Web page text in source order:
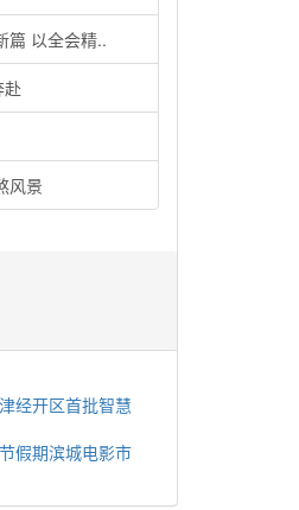
篇 以全会精..
赴
风景
经开区首批智慧
假期滨城电影市